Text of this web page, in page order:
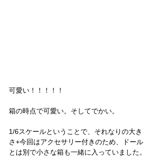
可愛い！！！！！
箱の時点で可愛い。そしてでかい。
1/6スケールということで、それなりの大き
さ+今回はアクセサリー付きのため、ドール
とは別で小さな箱も一緒に入っていました。